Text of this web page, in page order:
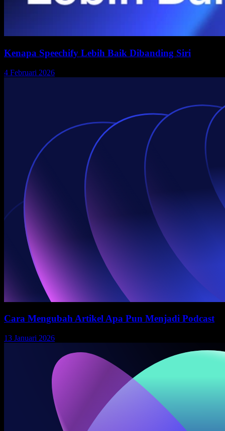
Kenapa Speechify Lebih Baik Dibanding Siri
4 Februari 2026
Cara Mengubah Artikel Apa Pun Menjadi Podcast
13 Januari 2026